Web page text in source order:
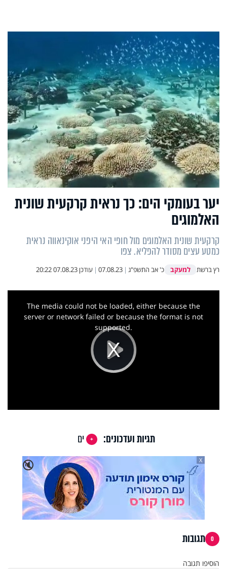
יער בעומקי הים: כך נראית קרקעית שונית
האלמוגים
קרקעית שונית האלמוגים מול חופי האי היפני אוקינאווה נראית
כמטע עצים מסודר להפליא. צפו
רץ ברשת למעקב כ' אב התשפ"ג |
07.08.23
| עודכן07.08.23 20:22
Play
Video
This
The media could not be loaded, either because the
server or network failed or because the format is not
supported.
תגיות ועדכונים:
ים
🔇
X
0 תגובות
הוסיפו תגובה